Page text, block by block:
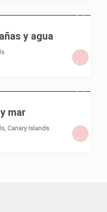
y agua
mar
, Canary Islands